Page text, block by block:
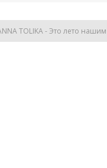
TOLIKA - Это лето